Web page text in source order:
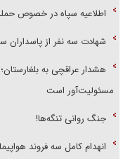
اطلاعیه سپاه در خصوص
شهادت سه نفر از پاسداران
هشدار عراقچی به
مسئولیت‌آور است
جنگ روانی تنگه‌ها!